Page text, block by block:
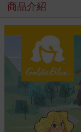
商品介紹